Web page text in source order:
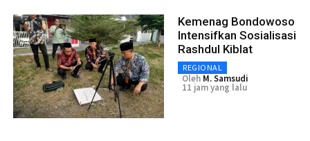
Kemenag Bondowoso
Intensifkan Sosialisasi
Rashdul Kiblat
REGIONAL
Oleh M. Samsudi
11 jam yang lalu